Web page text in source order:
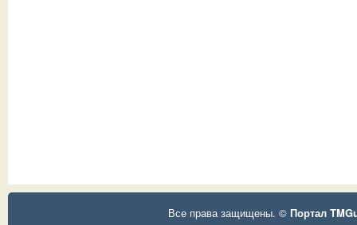
Все права защищены. © Портал